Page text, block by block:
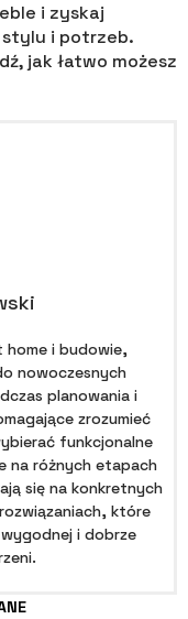
i zyskaj
i potrzeb.
jak łatwo możesz
i budowie,
nowoczesnych
planowania i
zrozumieć
funkcjonalne
na różnych etapach
się na konkretnych
które
i dobrze